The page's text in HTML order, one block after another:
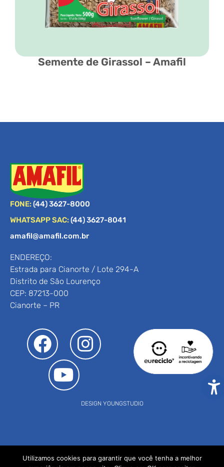
Semente de Girassol – Amafil
FONE:(44) 3627-8000
WHATSAPP SAC:(44) 3627-8041
amafil@amafil.com.br
ENDEREÇO:
Estrada para Cianorte / Lote 294-A
Distrito de São Lourenço
CEP: 87213-000
Cianorte – PR
DESIGN YOUNGSTUDIO
Utilizamos cookies para garantir que você tenha a melhor